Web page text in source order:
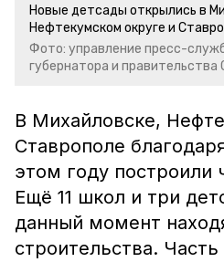
Новые детсады открылись в
Нефтекумском округе и
Фото: управление пресс-
губернатора и правительства
В Михайловске,
Ставрополе
этом году построили
Ещё 11 школ и три
данный момент
строительства.